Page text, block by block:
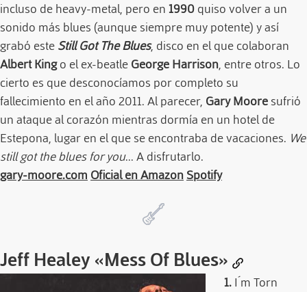
incluso de heavy-metal, pero en 1990 quiso volver a un
sonido más blues (aunque siempre muy potente) y así
grabó este Still Got The Blues, disco en el que colaboran
Albert Kingo el ex-beatle George Harrison, entre otros. Lo
cierto es que desconocíamos por completo su
fallecimiento en el año 2011. Al parecer, Gary Moore sufrió
un ataque al corazón mientras dormía en un hotel de
Estepona, lugar en el que se encontraba de vacaciones. We
still got the blues for you... A disfrutarlo.
gary-moore.com Oficial en AmazonSpotify
Jeff Healey «Mess Of Blues»
1. I´m Torn